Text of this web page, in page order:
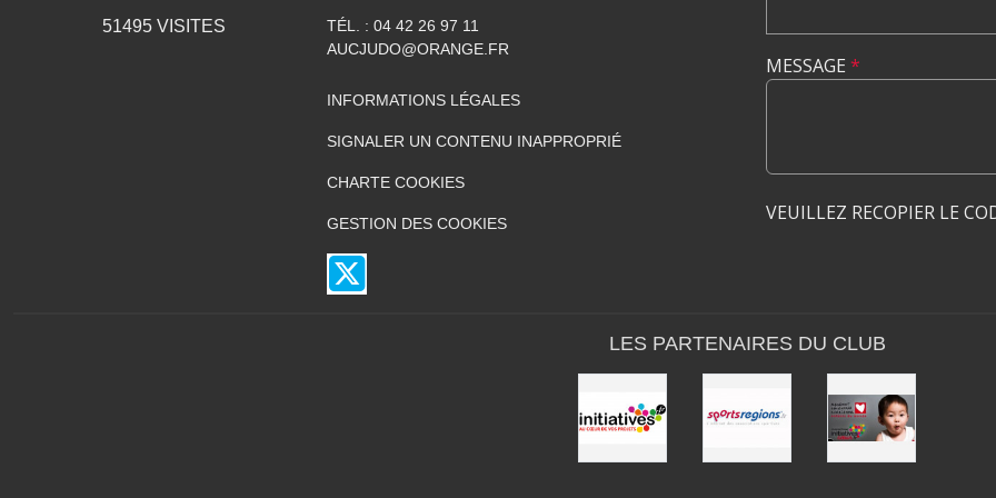
51495VISITES TÉL. : 04 42 26 97 11
AUCJUDO@ORANGE.FR
INFORMATIONS LÉGALES
SIGNALER UN CONTENU INAPPROPRIÉ
CHARTE COOKIES
GESTION DES COOKIES
MESSAGE *
VEUILLEZ RECOPIER LE
LES PARTENAIRES DU CLUB